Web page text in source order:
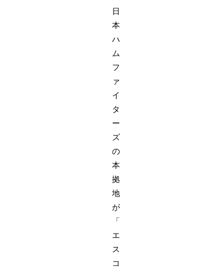
日
本
ハ
ム
フ
ァ
イ
タ
ー
ズ
の
本
拠
地
が
「
エ
ス
コ